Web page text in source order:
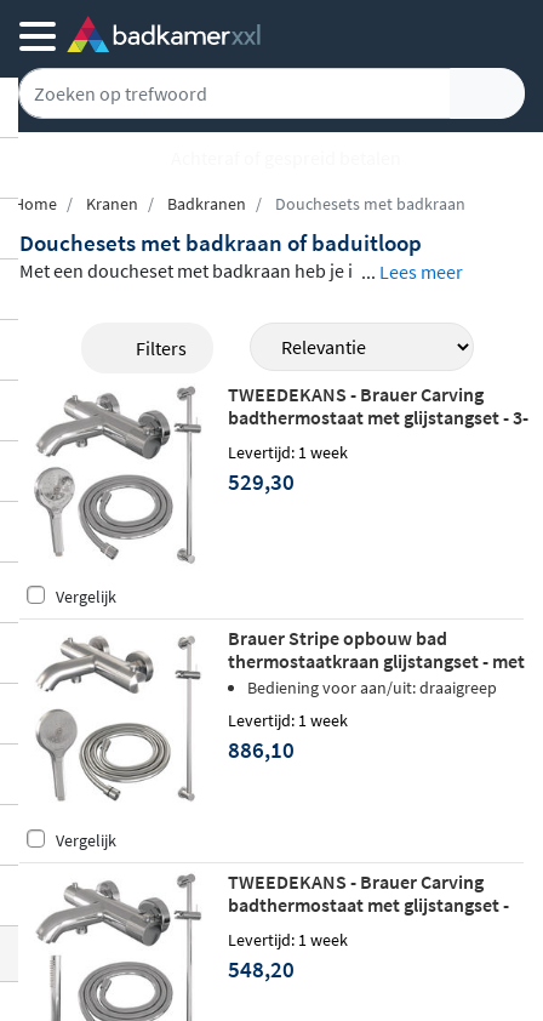
Home Kranen Badkranen Douchesets met badkraan
Douchesets met badkraan of baduitloop
Met een doucheset met badkraan heb je i
douchen én het bad te vullen.
Merken als
Hansgrohe, Grohe, Hotbath, Brauer en M
bieden complete sets aan met een ther
mostaatkraan of mengkraan, een hoofdd
ouche, handdouche, doucheslang en een
baduitloop. Zo hoef je de onderdelen niet
los bij elkaar te zoeken en weet je zeker d
at alles goed op elkaar aansluit. Verkrijgb
aar in diverse afwerkingen, van klassiek c
hroom tot mat zwart of geborsteld koper.
... Lees meer
Filters
TWEEDEKANS - Brauer Carving
badthermostaat met glijstangset - 3-
standen handdouche - chroom
Levertijd: 1 week
529,30
Vergelijk
Brauer Stripe opbouw bad
thermostaatkraan glijstangset - met
3-standen handdouche - geborsteld
Bediening voor aan/uit: draaigreep
Levertijd: 1 week
886,10
Vergelijk
TWEEDEKANS - Brauer Carving
badthermostaat met glijstangset -
Levertijd: 1 week
548,20